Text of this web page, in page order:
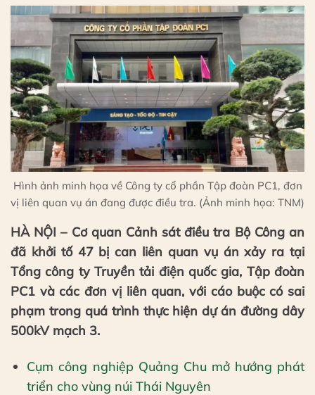
Hình ảnh minh họa về Công ty cổ phần Tập đoàn PC1, đơn
vị liên quan vụ án đang được điều tra. (Ảnh minh họa: TNM)
HÀ NỘI – Cơ quan Cảnh sát điều tra Bộ Công an
đã khởi tố 47 bị can liên quan vụ án xảy ra tại
Tổng công ty Truyền tải điện quốc gia, Tập đoàn
PC1 và các đơn vị liên quan, với cáo buộc có sai
phạm trong quá trình thực hiện dự án đường dây
500kV mạch 3.
Cụm công nghiệp Quảng Chu mở hướng phát
triển cho vùng núi Thái Nguyên